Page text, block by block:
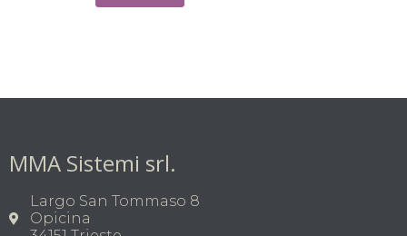
MMA Sistemi srl.
Largo San Tommaso 8
Opicina